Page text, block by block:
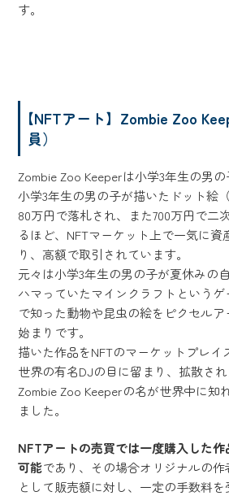
す。
【NFTアート】Zombie Zoo
員）
Zombie Zoo Keeperは小学3年生の男の
小学3年生の男の子が描いたドット絵
80万円で落札され、また700万円で二
るほど、NFTマーケット上で一気に資
り、高額で取引されています。
元々は小学3年生の男の子が夏休みの
ハマっていたマインクラフトという
で知った動物や昆虫の絵をピクセル
始まりです。
描いた作品をNFTのマーケットプレイ
世界の有名DJの目に留まり、拡散さ
Zombie Zoo Keeperの名が世界中に知
ました。
NFTアートの売買では一度購入した作
可能であり、その場合オリジナルの作
として販売額に対し、一定の手数料